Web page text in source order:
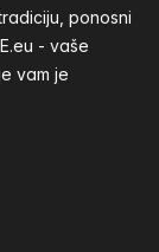
ponosni
- vaše
vam je